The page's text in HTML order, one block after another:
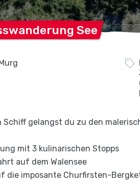
See
Schiff gelangst du zu den
mit 3 kulinarischen Stopps
auf dem Walensee
die imposante Churfirsten-